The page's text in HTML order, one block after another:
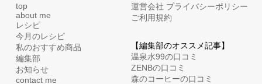
top
about me
レシピ
今月のレシピ
私のおすすめ商品
編集部
お知らせ
contact me
運営会社 プライバシーポリシー
ご利用規約
【編集部のオススメ記事】
温泉水99の口コミ
ZENBの口コミ
森のコーヒーの口コミ